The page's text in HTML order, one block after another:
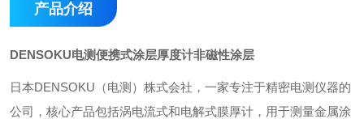
产品介绍
DENSOKU电测便携式涂层厚度计非磁性涂层
日本DENSOKU（电测）株式会社，一家专注于精密电测仪器的
公司，核心产品包括涡电流式和电解式膜厚计，用于测量金属涂